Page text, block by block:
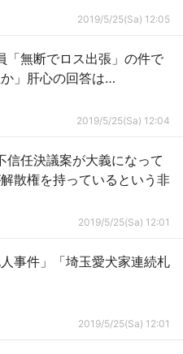
2019/5/25(Sa) 12:05
「無断でロス出張」の件で
」肝心の回答は…
2019/5/25(Sa) 12:04
信任決議案が大義になって
散権を持っているという非
2019/5/25(Sa) 12:01
事件」「埼玉愛犬家連続札
2019/5/25(Sa) 12:01